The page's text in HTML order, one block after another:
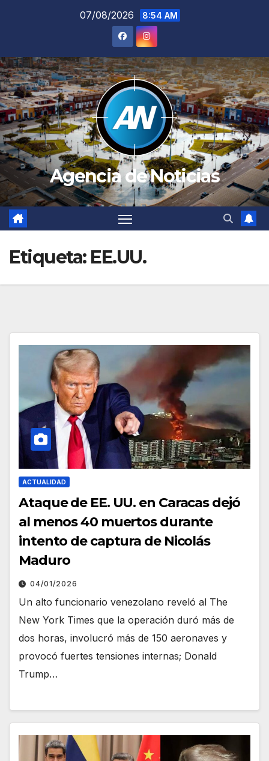
07/08/2026 8:54 AM
Agencia de Noticias
Etiqueta: EE.UU.
ACTUALIDAD
Ataque de EE. UU. en Caracas dejó
al menos 40 muertos durante
intento de captura de Nicolás
Maduro
04/01/2026
Un alto funcionario venezolano reveló al The
New York Times que la operación duró más de
dos horas, involucró más de 150 aeronaves y
provocó fuertes tensiones internas; Donald
Trump…